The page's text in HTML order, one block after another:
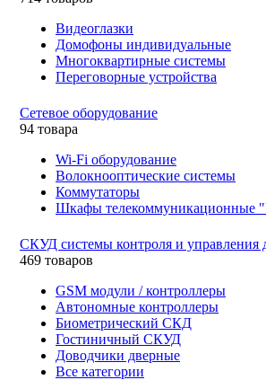
Видеоглазки
Домофоны индивидуальные
Многоквартирные системы
Переговорные устройства
Сетевое оборудование
94 товара
Wi-Fi оборудование
Волокнооптические системы
Коммутаторы
Шкафы телекоммуникационные
СКУД системы контроля и управления
469 товаров
GSM модули / контроллеры
Автономные контроллеры
Биометрический СКД
Гостиничный СКУД
Доводчики дверные
Все категории